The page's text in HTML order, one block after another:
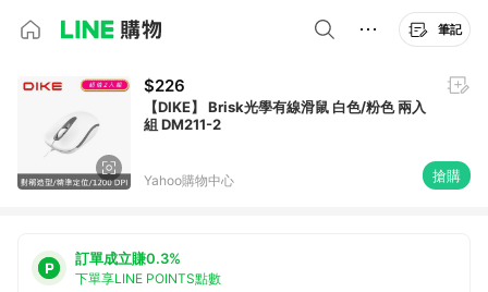
筆記
$226
【DIKE】 Brisk光學有線滑鼠 白色/粉色 兩入
組 DM211-2
Yahoo購物中心 搶購
訂單成立賺0.3%
下單享LINE POINTS點數